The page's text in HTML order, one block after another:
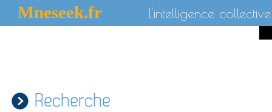
Mneseek.fr L'intelligence collective
Recherche